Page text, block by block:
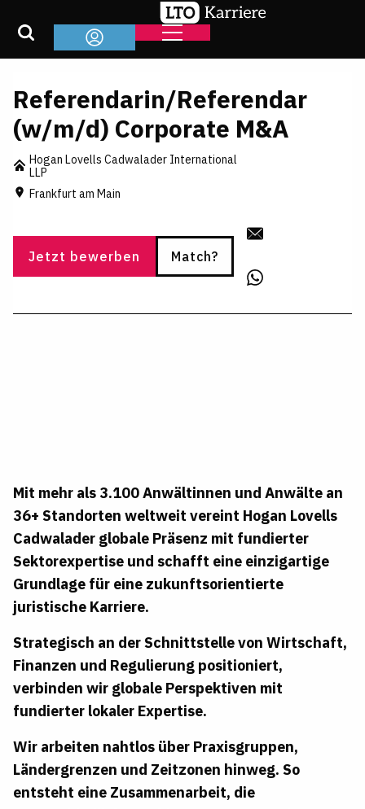
Referendarin/Referendar
(w/m/d) Corporate M&A
Hogan Lovells Cadwalader International
LLP
Frankfurt am Main
Jetzt bewerben Match?
Mit mehr als 3.100 Anwältinnen und Anwälte an
36+ Standorten weltweit vereint Hogan Lovells
Cadwalader globale Präsenz mit fundierter
Sektorexpertise und schafft eine einzigartige
Grundlage für eine zukunftsorientierte
juristische Karriere.
Strategisch an der Schnittstelle von Wirtschaft,
Finanzen und Regulierung positioniert,
verbinden wir globale Perspektiven mit
fundierter lokaler Expertise.
Wir arbeiten nahtlos über Praxisgruppen,
Ländergrenzen und Zeitzonen hinweg. So
entsteht eine Zusammenarbeit, die